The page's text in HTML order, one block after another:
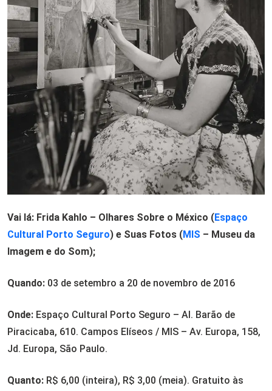
Vai lá: Frida Kahlo – Olhares Sobre o México (Espaço
Cultural Porto Seguro) e Suas Fotos (MIS – Museu da
Imagem e do Som);
Quando: 03 de setembro a 20 de novembro de 2016
Onde: Espaço Cultural Porto Seguro – Al. Barão de
Piracicaba, 610. Campos Elíseos / MIS – Av. Europa, 158,
Jd. Europa, São Paulo.
Quanto: R$ 6,00 (inteira), R$ 3,00 (meia). Gratuito às